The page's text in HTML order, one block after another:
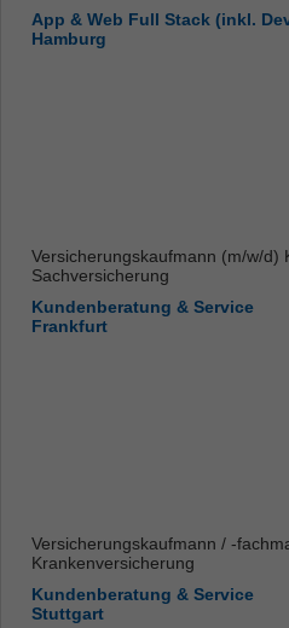
App & Web Full Stack (inkl.
Hamburg
Versicherungskaufmann (m/w/d)
Sachversicherung
Kundenberatung & Service
Frankfurt
Versicherungskaufmann / -
Krankenversicherung
Kundenberatung & Service
Stuttgart